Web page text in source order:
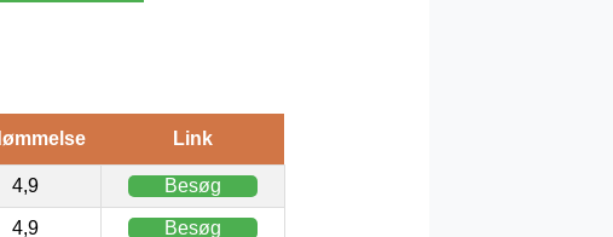
Link
4,9 Besøg
4,9 Besøg